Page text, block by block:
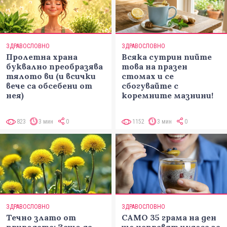
ЗДРАВОСЛОВНО
Пролетна храна
буквално преобразява
тялото ви (и всички
вече са обсебени от
нея)
823 3 мин 0
ЗДРАВОСЛОВНО
Всяка сутрин пийте
това на празен
стомах и се
сбогувайте с
коремните мазнини!
1152 3 мин 0
ЗДРАВОСЛОВНО
Течно злато от
ЗДРАВОСЛОВНО
САМО 35 грама на ден